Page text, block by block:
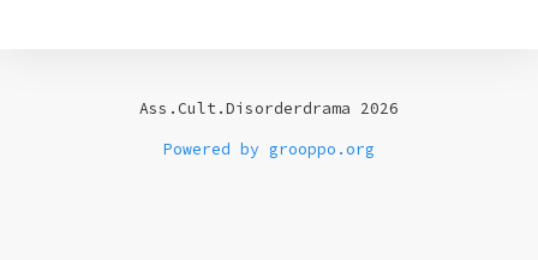
Ass.Cult.Disorderdrama 2026
Powered by grooppo.org